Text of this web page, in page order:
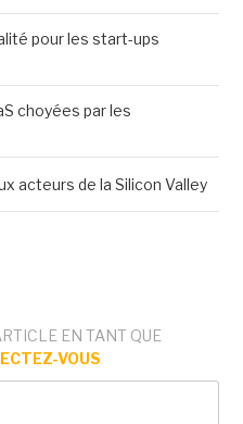
pour les start-ups
choyées par les
acteurs de la Silicon Valley
EN TANT QUE
VOUS